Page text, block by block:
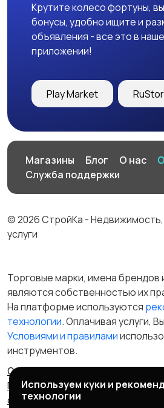
Другое
Крутите колесо фортуны,
бонусы, удобно ищите и
объявления - все это в
приложении!
Play Market
Магазины Блог О нас
Служба поддержки
© 2026 СтройКа -
услуги
Торговые марки, имена брендов
являются собственностью их
На платформе используются
технологии. Оплачивая услуги,
Условиями и правилами
инструментов.
Отказ от ответственности
Политика конфиденциальности
соглашение
Запрещенные
Используем куки и
технологии